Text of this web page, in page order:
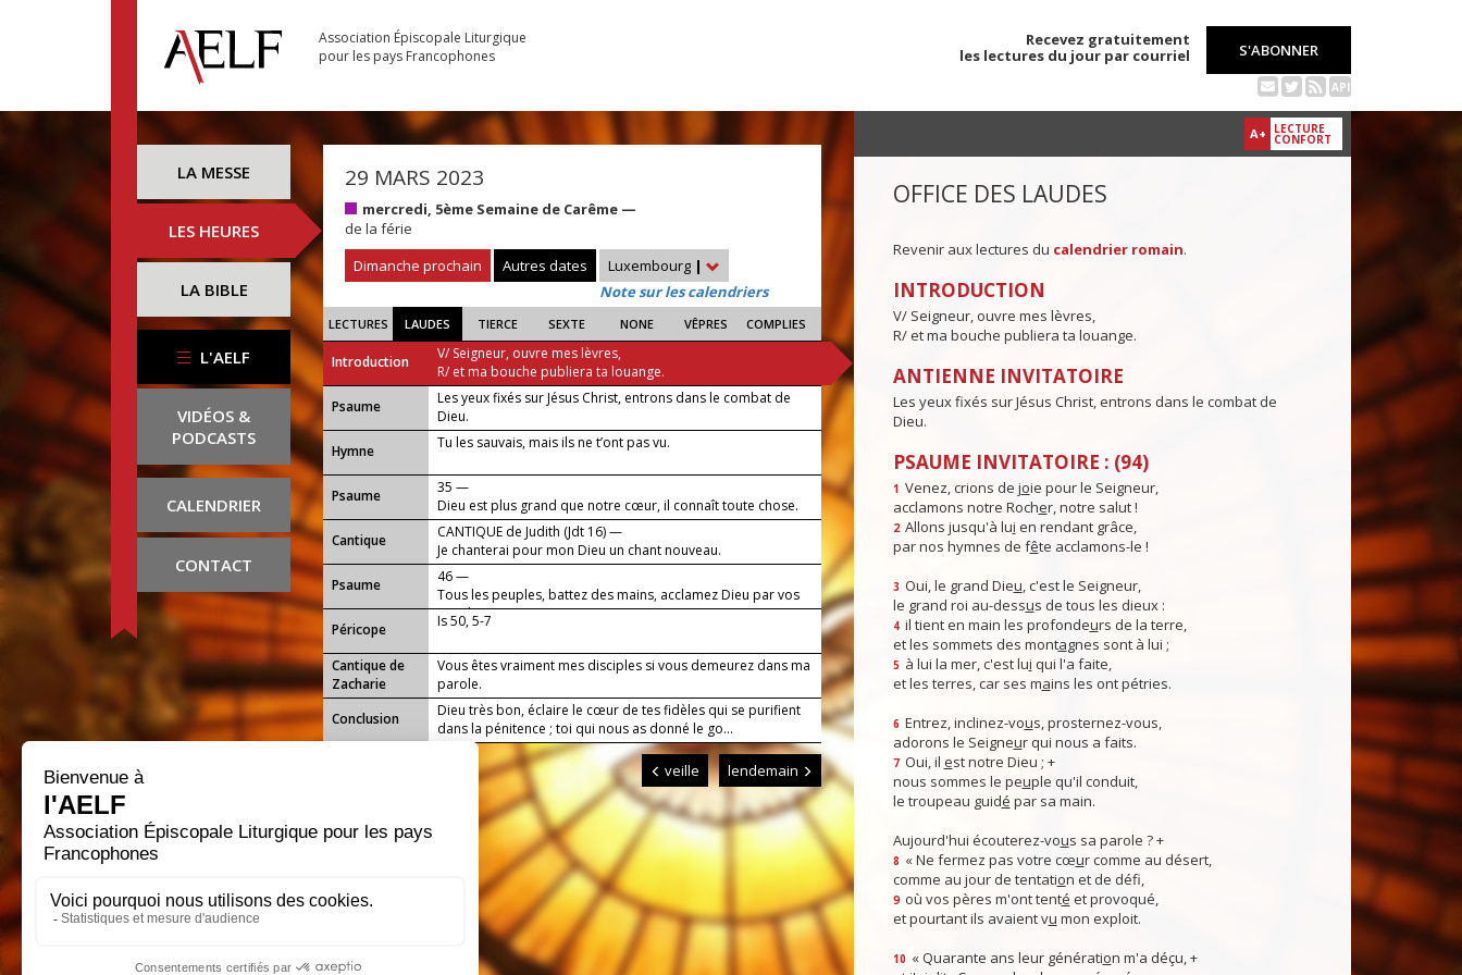
Association Épiscopale Liturgique
pour les pays Francophones
Recevez gratuitement
les lectures du jour par courriel
S'ABONNER
API
LA MESSE
LES HEURES
LA BIBLE
L'AELF
VIDÉOS &
PODCASTS
CALENDRIER
CONTACT
29 MARS 2023
mercredi, 5ème Semaine de Carême —
de la férie
Dimanche prochain
Autres dates Luxembourg |
Note sur les calendriers
LECTURES LAUDES TIERCE SEXTE NONE VÊPRES COMPLIES
Introduction
V/ Seigneur, ouvre mes lèvres,
R/ et ma bouche publiera ta louange.
Psaume
Les yeux fixés sur Jésus Christ, entrons dans le combat de
Dieu.
Hymne
Tu les sauvais, mais ils ne t’ont pas vu.
Psaume
35 —
Dieu est plus grand que notre cœur, il connaît toute chose.
Cantique
CANTIQUE de Judith (Jdt 16) —
Je chanterai pour mon Dieu un chant nouveau.
Psaume
46 —
Tous les peuples, battez des mains, acclamez Dieu par vos
cris de joie !
Péricope
Is 50, 5-7
Cantique de
Zacharie
Vous êtes vraiment mes disciples si vous demeurez dans ma
parole.
Conclusion
Dieu très bon, éclaire le cœur de tes fidèles qui se purifient
dans la pénitence ; toi qui nous as donné le go...
veille lendemain
A+ LECTURE
CONFORT
OFFICE DES LAUDES
Revenir aux lectures du calendrier romain.
INTRODUCTION
V/ Seigneur, ouvre mes lèvres,
R/ et ma bouche publiera ta louange.
ANTIENNE INVITATOIRE
Les yeux fixés sur Jésus Christ, entrons dans le combat de
Dieu.
PSAUME INVITATOIRE : (94)
1 Venez, crions de joie pour le Seigneur,
acclamons notre Rocher, notre salut !
2 Allons jusqu'à lui en rendant grâce,
par nos hymnes de fête acclamons-le !
3 Oui, le grand Dieu, c'est le Seigneur,
le grand roi au-dessus de tous les dieux :
4 il tient en main les profondeurs de la terre,
et les sommets des montagnes sont à lui ;
5 à lui la mer, c'est lui qui l'a faite,
et les terres, car ses mains les ont pétries.
6 Entrez, inclinez-vous, prosternez-vous,
adorons le Seigneur qui nous a faits.
7 Oui, il est notre Dieu ; +
nous sommes le peuple qu'il conduit,
le troupeau guidé par sa main.
Aujourd'hui écouterez-vous sa parole ? +
8 « Ne fermez pas votre cœur comme au désert,
comme au jour de tentation et de défi,
9 où vos pères m'ont tenté et provoqué,
et pourtant ils avaient vu mon exploit.
10 « Quarante ans leur génération m'a déçu, +